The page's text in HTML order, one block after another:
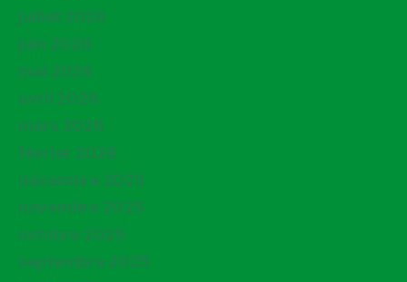
juillet 2026
juin 2026
mai 2026
avril 2026
mars 2026
février 2026
décembre 2025
novembre 2025
octobre 2025
septembre 2025